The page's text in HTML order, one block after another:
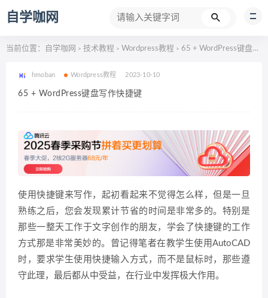
自学咖网
当前位置： 自学咖网 > 技术教程 > Wordpress教程 > 65 + WordPress键盘写作快捷键
hmoban Wordpress教程 2023-10-10
65 + WordPress键盘写作快捷键
使用快捷键来写作，起初看起来不觉得怎么样，但是一旦
熟练之后，您会发现累计节省的时间是非常多的。特别是
那些一整天工作于文字创作的朋友，学会了快捷键的工作
方式那是非常美妙的。曾记得笔者在教学生使用AutoCAD
时，要求学生使用快捷输入方式，而不是鼠标时，那些遵
守此理，最后都从中受益，在行业中发挥极大作用。